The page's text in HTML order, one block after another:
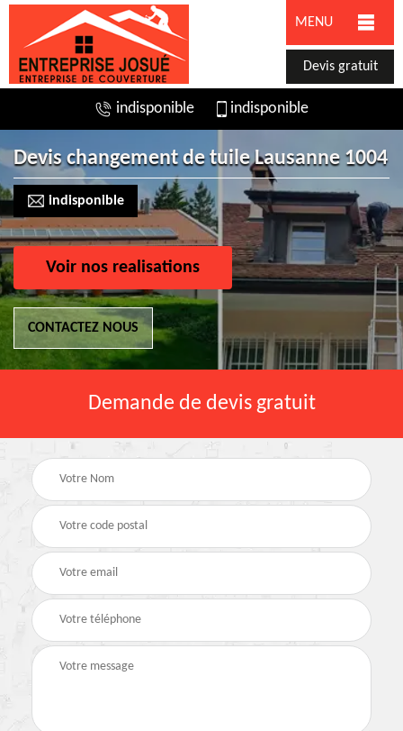
MENU
Devis gratuit
indisponible indisponible
Devis changement de tuile Lausanne 1004
indisponible
Voir nos realisations
CONTACTEZ NOUS
Demande de devis gratuit